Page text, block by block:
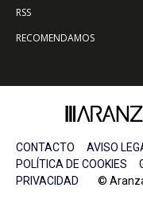
RSS
RECOMENDAMOS
CONTACTO AVISO
POLÍTICA DE COOKIES
PRIVACIDAD ©